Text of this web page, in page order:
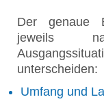
Der genaue
jeweils
unterscheiden:
Umfang und